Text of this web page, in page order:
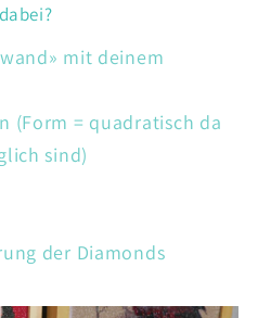
mit deinem
(Form = quadratisch da
sind)
der Diamonds